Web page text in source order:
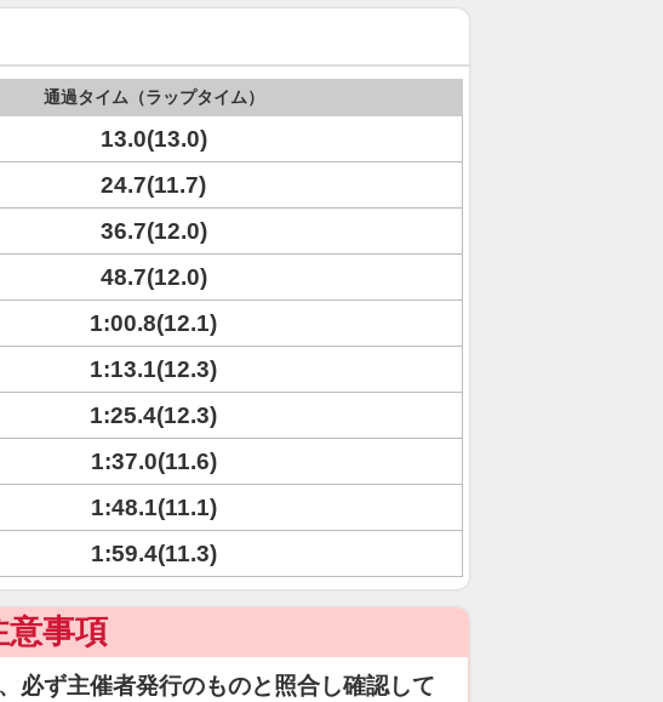
通過タイム（ラップタイム）
13.0(13.0)
24.7(11.7)
36.7(12.0)
48.7(12.0)
1:00.8(12.1)
1:13.1(12.3)
1:25.4(12.3)
1:37.0(11.6)
1:48.1(11.1)
1:59.4(11.3)
意事項
必ず主催者発行のものと照合し確認して